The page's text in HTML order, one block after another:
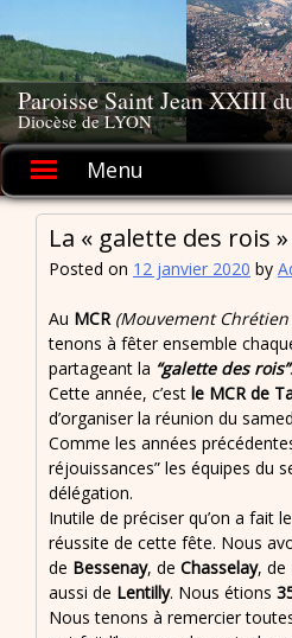
to
content
Paroisse Saint Jean XXIII
Diocèse de LYON
Menu
La « galette des rois
Posted on 12 janvier 2020 by
Au MCR (Mouvement
tenons à fêter ensemble
partageant la “galette des rois”.
Cette année, c’est le MCR de
d’organiser la réunion du
Comme les années
réjouissances” les équipes du
délégation.
Inutile de préciser qu’on a fait
réussite de cette fête. Nous
de Bessenay, de Chasselay, de
aussi de Lentilly. Nous étions
Nous tenons à remercier